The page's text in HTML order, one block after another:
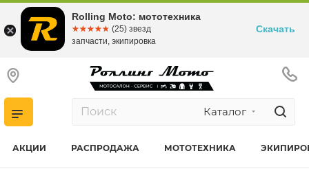
Каталог
АКЦИИ РАСПРОДАЖА МОТОТЕХНИКА
Rolling Moto: мототехника
☆☆☆☆☆
★★★★★ (25) звезд
запчасти, экипировка
Скачать